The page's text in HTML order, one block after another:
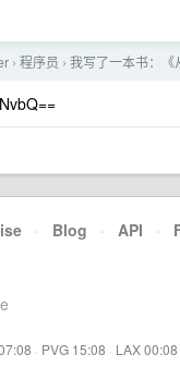
› 程序员 › 我写了一本书：《
· Blog · API ·
· PVG 15:08 · LAX 00:08